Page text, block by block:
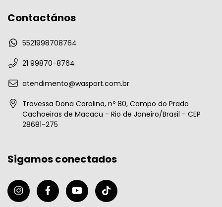
Contactános
5521998708764
21 99870-8764
atendimento@wasport.com.br
Travessa Dona Carolina, nº 80, Campo do Prado
Cachoeiras de Macacu - Rio de Janeiro/Brasil - CEP
28681-275
Sigamos conectados